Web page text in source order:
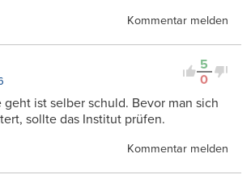
Kommentar melden
5
0
ist selber schuld. Bevor man sich
sollte das Institut prüfen.
Kommentar melden